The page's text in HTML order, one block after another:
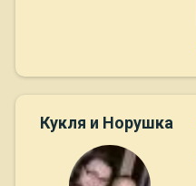
Кукля и Норушка